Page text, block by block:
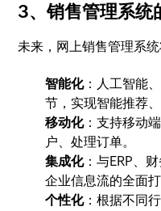
3、销售管理系统
未来，网上销售管理系
智能化：人工智能
节，实现智能推荐
移动化：支持移动
户、处理订单。
集成化：与ERP、
企业信息流的全面打
个性化：根据不同